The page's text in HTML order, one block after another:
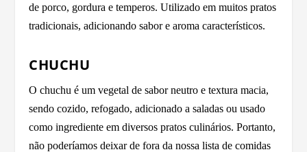
de porco, gordura e temperos. Utilizado em muitos pratos
tradicionais, adicionando sabor e aroma característicos.
CHUCHU
O chuchu é um vegetal de sabor neutro e textura macia,
sendo cozido, refogado, adicionado a saladas ou usado
como ingrediente em diversos pratos culinários. Portanto,
não poderíamos deixar de fora da nossa lista de comidas